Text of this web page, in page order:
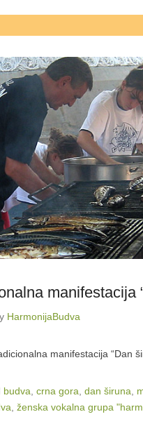
manifestacija
HarmonijaBudva
manifestacija “Dan
budva crna gora dan širuna
ženska vokalna grupa